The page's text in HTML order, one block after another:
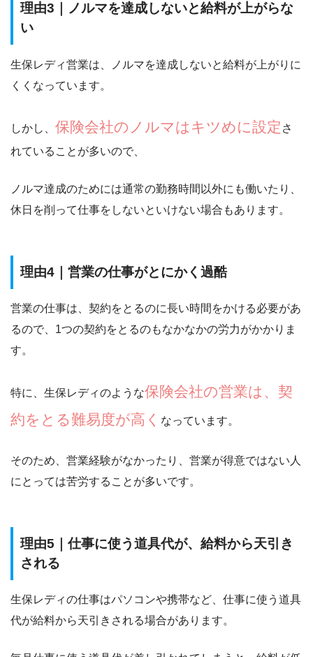
理由3｜ノルマを達成しないと給料が上がらな
い
生保レディ営業は、
ノルマを達成しないと給料が上がりに
くくなっています。
しかし、 保険会社のノルマはキツめに設定 さ
れていることが多いので、
ノルマ達成のためには通常の勤務時間以外にも働いたり、
休日を削って仕事をしないといけない場合もあります。
理由4｜営業の仕事がとにかく過酷
営業の仕事は、契約をとるのに長い時間をかける必要があ
るので、 1つの契約をとるのもなかなかの労力がかかりま
す。
特に、生保レディのような保険会社の営業は、契
約をとる難易度が高く なっています。
そのため、営業経験がなかったり、営業が得意ではない人
にとっては苦労することが多いです。
理由5｜仕事に使う道具代が、給料から天引き
される
生保レディの仕事はパソコンや携帯など、 仕事に使う道具
代が給料から天引き される場合があります。